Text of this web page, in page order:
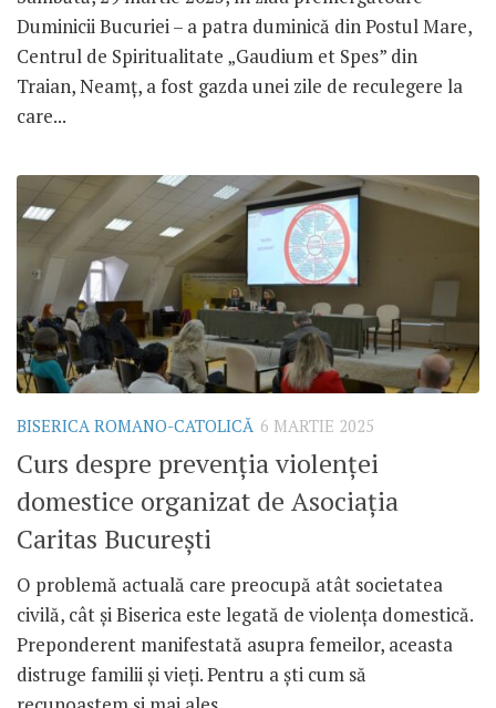
Duminicii Bucuriei – a patra duminică din Postul Mare,
Centrul de Spiritualitate „Gaudium et Spes” din
Traian, Neamț, a fost gazda unei zile de reculegere la
care...
BISERICA ROMANO-CATOLICĂ 6 MARTIE 2025
Curs despre prevenția violenței
domestice organizat de Asociația
Caritas București
O problemă actuală care preocupă atât societatea
civilă, cât și Biserica este legată de violența domestică.
Preponderent manifestată asupra femeilor, aceasta
distruge familii și vieți. Pentru a ști cum să